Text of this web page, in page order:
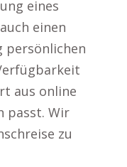
eines
einen
persönlichen
aus online
passt. Wir
zu